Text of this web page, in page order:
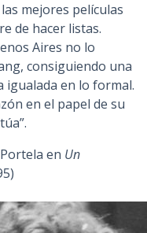
mejores películas
de hacer listas.
Aires no lo
consiguiendo una
igualada en lo formal.
en el papel de su
en Un